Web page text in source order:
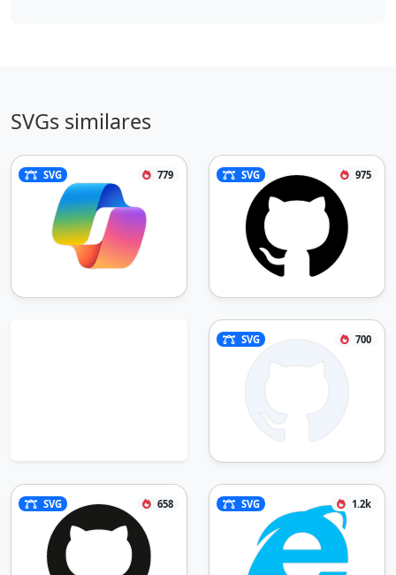
SVGs similares
SVG 779 SVG 975
SVG 700
SVG 658 SVG 1.2k